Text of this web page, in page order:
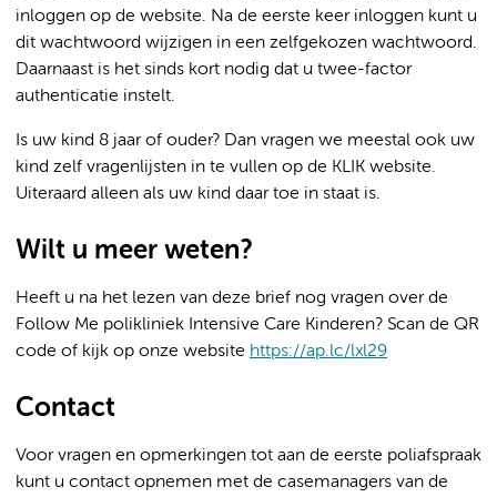
inloggen op de website. Na de eerste keer inloggen kunt u
dit wachtwoord wijzigen in een zelfgekozen wachtwoord.
Daarnaast is het sinds kort nodig dat u twee-factor
authenticatie instelt.
Is uw kind 8 jaar of ouder? Dan vragen we meestal ook uw
kind zelf vragenlijsten in te vullen op de KLIK website.
Uiteraard alleen als uw kind daar toe in staat is.
Wilt u meer weten?
Heeft u na het lezen van deze brief nog vragen over de
Follow Me polikliniek Intensive Care Kinderen? Scan de QR
code of kijk op onze website https://ap.lc/lxl29
Contact
Voor vragen en opmerkingen tot aan de eerste poliafspraak
kunt u contact opnemen met de casemanagers van de